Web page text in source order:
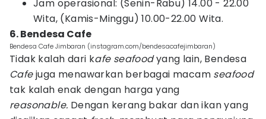
Jam operasional: (Senin-Rabu) 14.00 - 22.00
Wita, (Kamis-Minggu) 10.00-22.00 Wita.
6. Bendesa Cafe
Bendesa Cafe Jimbaran (instagram.com/bendesacafejimbaran)
Tidak kalah dari kafe seafoodyang lain, Bendesa
Cafejuga menawarkan berbagai macam seafood
tak kalah enak dengan harga yang
reasonable. Dengan kerang bakar dan ikan yang